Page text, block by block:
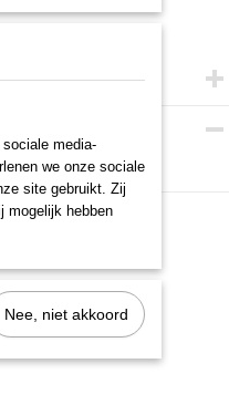
media-
we onze sociale
site gebruikt. Zij
mogelijk hebben
Nee, niet akkoord